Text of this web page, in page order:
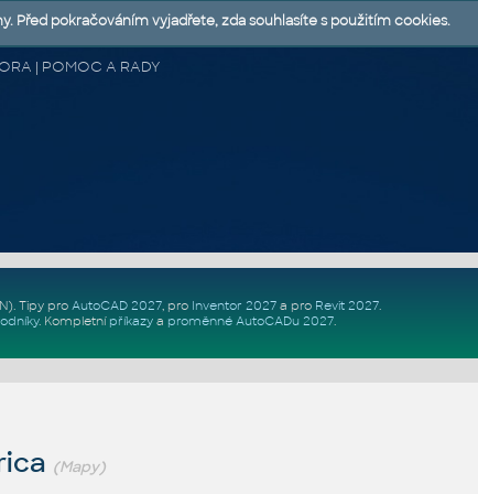
| POMOC A RADY
. Tipy pro AutoCAD 2027, pro Inventor 2027a pro Revit 2027.
. Kompletní příkazya proměnné AutoCADu 2027.
(Mapy)
Před pokračováním vyjadřete, zda souhlasíte s použitím cookies.